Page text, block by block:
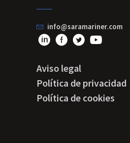
info@saramariner.com
Aviso legal
Política de privacidad
Política de cookies